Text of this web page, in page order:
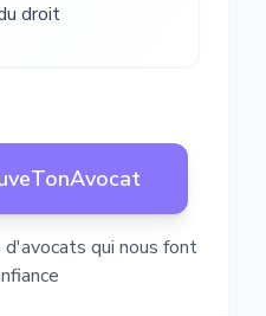
droit
qui nous font